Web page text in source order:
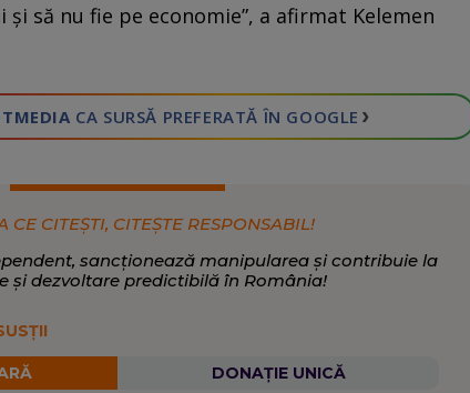
și să nu fie pe economie”, a afirmat Kelemen
CA SURSĂ PREFERATĂ ÎN GOOGLE ›
CE CITEȘTI, CITEȘTE RESPONSABIL!
sancționează manipularea și contribuie la
și dezvoltare predictibilă în România!
DONAȚIE UNICĂ